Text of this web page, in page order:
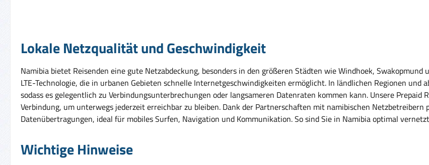
Lokale Netzqualität und Geschwindigkeit
Namibia bietet Reisenden eine gute Netzabdeckung, besonders in den größeren Städten wie Windhoek,
LTE-Technologie, die in urbanen Gebieten schnelle Internetgeschwindigkeiten ermöglicht. In ländlichen Regionen
sodass es gelegentlich zu Verbindungsunterbrechungen oder langsameren Datenraten kommen kann. Unsere
Verbindung, um unterwegs jederzeit erreichbar zu bleiben. Dank der Partnerschaften mit namibischen
Datenübertragungen, ideal für mobiles Surfen, Navigation und Kommunikation. So sind Sie in Namibia optimal
Wichtige Hinweise